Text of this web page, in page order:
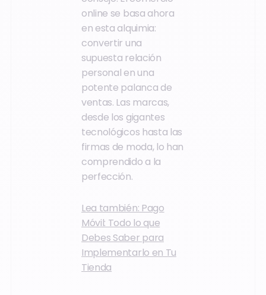
online se basa ahora
en esta alquimia:
convertir una
supuesta relación
personal en una
potente palanca de
ventas. Las marcas,
desde los gigantes
tecnológicos hasta las
firmas de moda, lo han
comprendido a la
perfección.
Lea también: Pago
Móvil: Todo lo que
Debes Saber para
Implementarlo en Tu
Tienda